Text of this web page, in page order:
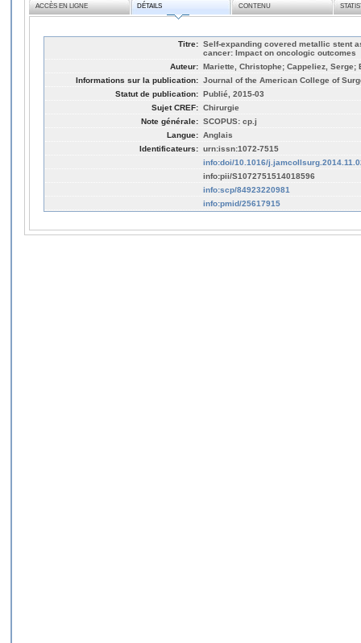
ACCÈS EN LIGNE DÉTAILS CONTENU
Titre: Self-expanding covered metallic stent
cancer: Impact on oncologic outcomes
Auteur: Mariette, Christophe; Cappeliez, Serge;
Informations sur la publication: Journal of the American College of
Statut de publication: Publié, 2015-03
Sujet CREF: Chirurgie
Note générale: SCOPUS: cp.j
Langue: Anglais
Identificateurs: urn:issn:1072-7515
info:doi/10.1016/
info:pii/S1072751514018596
info:scp/84923220981
info:pmid/25617915